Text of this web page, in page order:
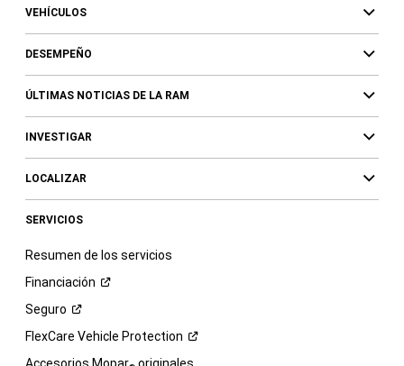
VEHÍCULOS
DESEMPEÑO
ÚLTIMAS NOTICIAS DE LA RAM
INVESTIGAR
LOCALIZAR
SERVICIOS
Resumen de los servicios
Financiación
Seguro
FlexCare Vehicle Protection